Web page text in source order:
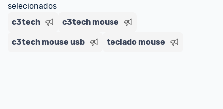
selecionados
c3tech
c3tech mouse
c3tech mouse usb teclado mouse